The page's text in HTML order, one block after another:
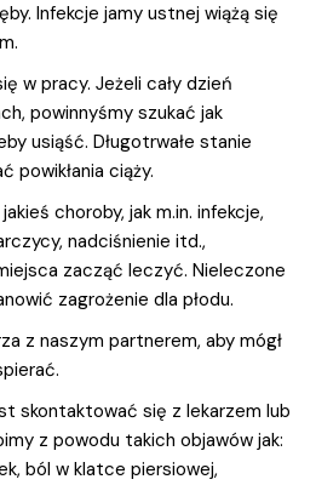
Infekcje jamy ustnej wiążą się
w pracy. Jeżeli cały dzień
powinnyśmy szukać jak
usiąść. Długotrwałe stanie
powikłania ciąży.
choroby, jak m.in. infekcje,
nadciśnienie itd.,
zacząć leczyć. Nieleczone
zagrożenie dla płodu.
z naszym partnerem, aby mógł
skontaktować się z lekarzem lub
z powodu takich objawów jak:
ból w klatce piersiowej,